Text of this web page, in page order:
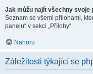
Jak můžu najít všechny svoje
Seznam se všemi přílohami,
panelu“ v sekci „Přílohy“.
Nahoru
Záležitosti týkající se